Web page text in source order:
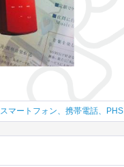
スマートフォン、携帯電話、PHS